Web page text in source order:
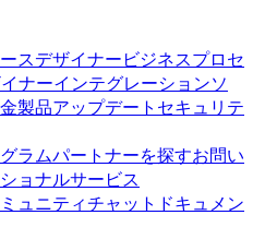
スデザイナー ビジネスプロセ
ナーインテグレーションソ
製品アップデート セキュリテ
ラムパートナーを探すお問い
ョナルサービス
ュニティチャット ドキュメン